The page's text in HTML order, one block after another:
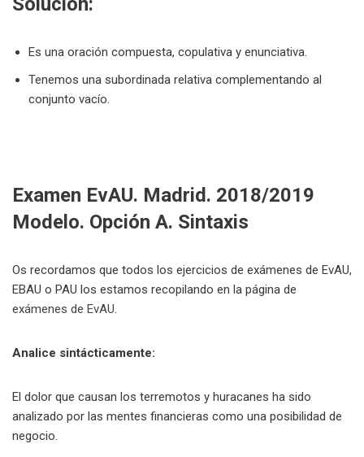
Es una oración compuesta, copulativa y enunciativa.
Tenemos una subordinada relativa complementando al
conjunto vacío.
Examen EvAU. Madrid. 2018/2019
Modelo. Opción A. Sintaxis
Os recordamos que todos los ejercicios de exámenes de EvAU,
EBAU o PAU los estamos recopilando en la página de
exámenes de EvAU.
Analice sintácticamente:
El dolor que causan los terremotos y huracanes ha sido
analizado por las mentes financieras como una posibilidad de
negocio.